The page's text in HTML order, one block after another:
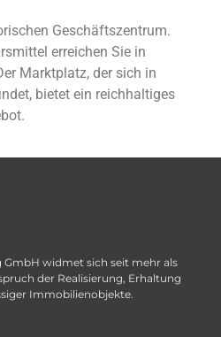
Geschäftszentrum.
erreichen Sie in
Marktplatz, der sich in
bietet ein reichhaltiges
GmbH widmet sich seit mehr als
der Realisierung, Erhaltung
Immobilienobjekte.